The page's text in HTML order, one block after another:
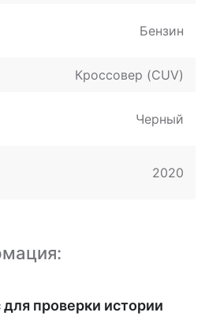
Бензин
Кроссовер (CUV)
Черный
2020
проверки истории